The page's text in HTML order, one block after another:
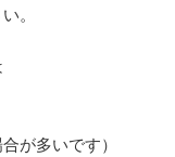
。
が多いです）